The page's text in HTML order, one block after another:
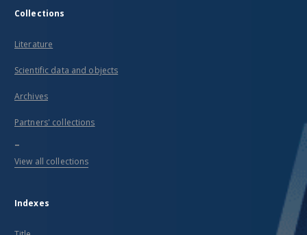
Collections
Literature
Scientific data and objects
Archives
Partners' collections
...
View all collections
Indexes